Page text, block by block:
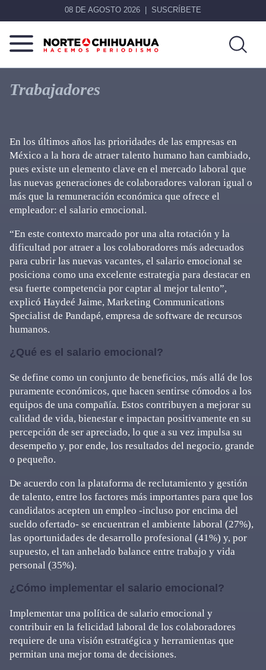
08 DE AGOSTO 2026 SUSCRÍBETE
Norte
De
Chihuahua
Más
que
noticias,
Trabajadores
En los últimos años las prioridades de las empresas en
México a la hora de atraer talento humano han cambiado,
pues existe un elemento clave en el mercado laboral que
las nuevas generaciones de colaboradores valoran igual o
más que la remuneración económica que ofrece el
empleador: el salario emocional.
“En este contexto marcado por una alta rotación y la
dificultad por atraer a los colaboradores más adecuados
para cubrir las nuevas vacantes, el salario emocional se
posiciona como una excelente estrategia para destacar en
esa fuerte competencia por captar al mejor talento”,
explicó Haydeé Jaime, Marketing Communications
Specialist de Pandapé, empresa de software de recursos
humanos.
¿Qué es el salario emocional?
Se define como un conjunto de beneficios, más allá de los
puramente económicos, que hacen sentirse cómodos a los
equipos de una compañía. Estos contribuyen a mejorar su
calidad de vida, bienestar e impactan positivamente en su
percepción de ser apreciado, lo que a su vez impulsa su
desempeño y, por ende, los resultados del negocio, grande
o pequeño.
De acuerdo con la plataforma de reclutamiento y gestión
de talento, entre los factores más importantes para que los
candidatos acepten un empleo -incluso por encima del
sueldo ofertado- se encuentran el ambiente laboral (27%),
las oportunidades de desarrollo profesional (41%) y, por
supuesto, el tan anhelado balance entre trabajo y vida
personal (35%).
¿Cómo implementar el salario emocional?
Implementar una política de salario emocional y
contribuir en la felicidad laboral de los colaboradores
requiere de una visión estratégica y herramientas que
permitan una mejor toma de decisiones.